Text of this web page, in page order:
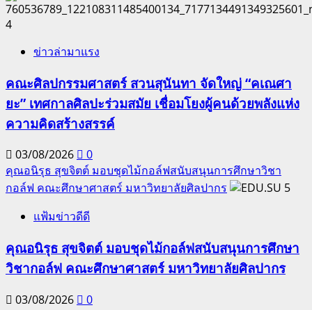
4
ข่าวล่ามาแรง
คณะศิลปกรรมศาสตร์ สวนสุนันทา จัดใหญ่ “คเณศา
ยะ” เทศกาลศิลปะร่วมสมัย เชื่อมโยงผู้คนด้วยพลังแห่ง
ความคิดสร้างสรรค์
03/08/2026
0
คุณอนิรุธ สุขจิตต์ มอบชุดไม้กอล์ฟสนับสนุนการศึกษาวิชา
กอล์ฟ คณะศึกษาศาสตร์ มหาวิทยาลัยศิลปากร
5
แฟ้มข่าวดีดี
คุณอนิรุธ สุขจิตต์ มอบชุดไม้กอล์ฟสนับสนุนการศึกษา
วิชากอล์ฟ คณะศึกษาศาสตร์ มหาวิทยาลัยศิลปากร
03/08/2026 0